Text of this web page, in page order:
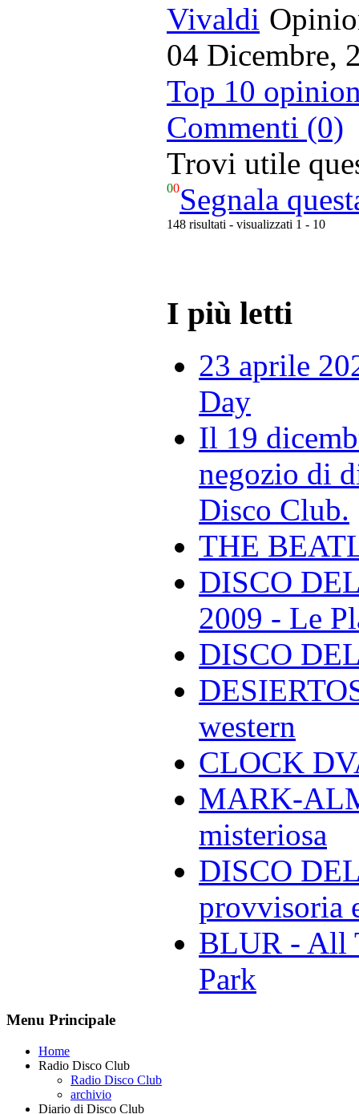
04 Dicembre,
Top 10
Commenti (0)
Trovi utile
00Segnala
148 risultati - visualizzati 1 - 10
I più letti
23 aprile
Day
Il 19
negozio di
Disco Club.
THE
DISCO
2009 - Le
DISCO
western
CLOCK
MARK-
misteriosa
DISCO
provvisoria
BLUR - All
Park
Menu Principale
Home
Radio Disco Club
Radio Disco Club
archivio
Diario di Disco Club